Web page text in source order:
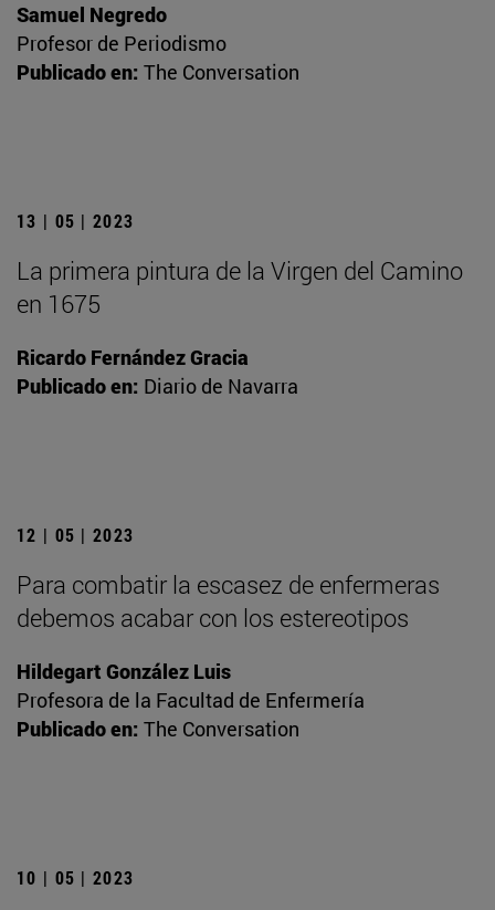
Samuel Negredo
Profesor de Periodismo
Publicado en: The Conversation
13 | 05 | 2023
La primera pintura de la Virgen del Camino
en 1675
Ricardo Fernández Gracia
Publicado en: Diario de Navarra
12 | 05 | 2023
Para combatir la escasez de enfermeras
debemos acabar con los estereotipos
Hildegart González Luis
Profesora de la Facultad de Enfermería
Publicado en: The Conversation
10 | 05 | 2023